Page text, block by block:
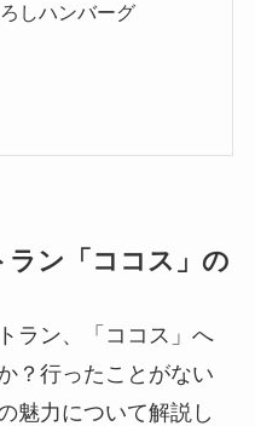
しハンバーグ
ラン「ココス」の
ラン、「ココス」へ
？行ったことがない
魅力について解説し